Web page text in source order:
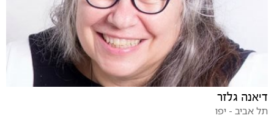
דיאנה גלזר
תל אביב - יפו